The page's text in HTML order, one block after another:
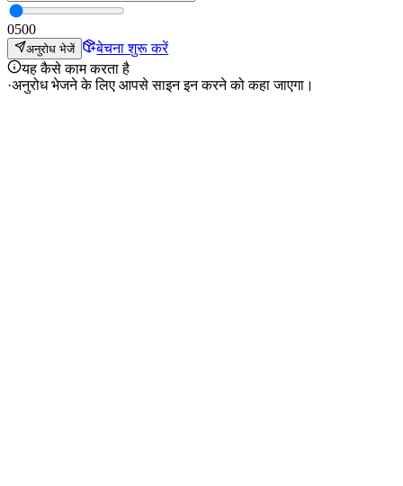
0500
अनुरोध भेजें
बेचना शुरू करें
यह कैसे काम करता है
·अनुरोध भेजने के लिए आपसे साइन इन करने को कहा जाएगा।